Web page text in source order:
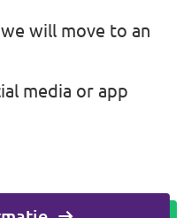
will move to an
media or app